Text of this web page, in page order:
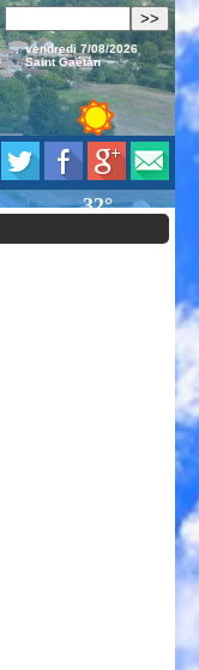
vendredi 7/08/2026
Saint Gaétan